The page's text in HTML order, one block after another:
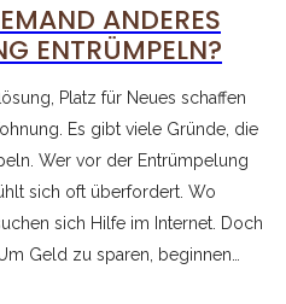
ANDERES
ENTRÜMPELN?
Platz für Neues schaffen
Es gibt viele Gründe, die
Wer vor der Entrümpelung
sich oft überfordert. Wo
sich Hilfe im Internet. Doch
Geld zu sparen, beginnen…